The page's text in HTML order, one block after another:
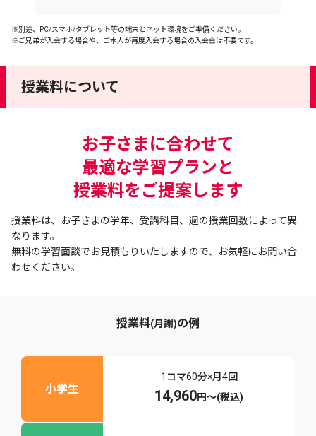
※別途、PC/スマホ/タブレット等の端末とネット環境をご準備ください。
※ご兄弟が入会する場合や、ご本人が再度入会する場合の入会金は不要です。
授業料について
お子さまに合わせて
最適な学習プランと
授業料をご提案します
授業料は、お子さまの学年、受講科目、週の授業回数によって異
なります。
無料の学習面談でお見積もりいたしますので、お気軽にお問い合
わせください。
授業料(月謝)の例
小学生
1コマ60分×月4回
14,960円〜(税込)